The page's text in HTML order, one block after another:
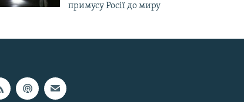
примусу Росії до миру